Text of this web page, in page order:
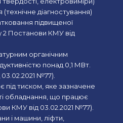
діагностування)
підвищеної
2 Постанови КМУ від
органічним
понад 0,1 МВт.
№77).
тиском, яке зазначене
обладнання, що працює
КМУ від 03.02.2021 №77).
і машини, ліфти,